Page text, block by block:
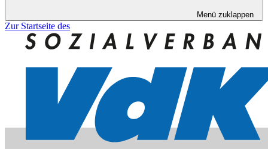
Menü zuklappen
Zur Startseite des